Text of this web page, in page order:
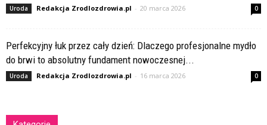
Uroda Redakcja Zrodlozdrowia.pl - 20 marca 2026 0
Perfekcyjny łuk przez cały dzień: Dlaczego profesjonalne mydło
do brwi to absolutny fundament nowoczesnej...
Uroda Redakcja Zrodlozdrowia.pl - 16 marca 2026 0